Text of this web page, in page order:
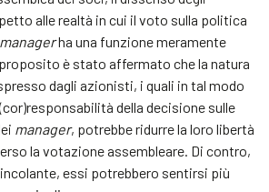
alle realtà in cui il voto sulla politica
managerha una funzione meramente
è stato affermato che la natura
dagli azionisti, i quali in tal modo
della decisione sulle
manager, potrebbe ridurre la loro libertà
la votazione assembleare. Di contro,
essi potrebbero sentirsi più